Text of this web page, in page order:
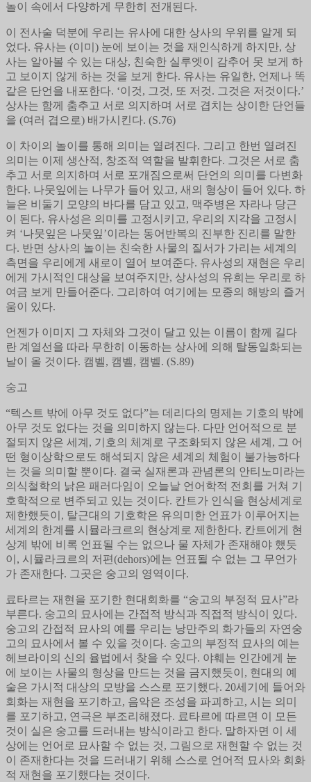
놀이 속에서 다양하게 무한히 전개된다.
이 전사술 덕분에 우리는 유사에 대한 상사의 우위를 알게 되
었다. 유사는 (이미) 눈에 보이는 것을 재인식하게 하지만, 상
사는 알아볼 수 있는 대상, 친숙한 실루엣이 감추어 못 보게 하
고 보이지 않게 하는 것을 보게 한다. 유사는 유일한, 언제나 똑
같은 단언을 내포한다. ‘이것, 그것, 또 저것. 그것은 저것이다.’
상사는 함께 춤추고 서로 의지하며 서로 겹치는 상이한 단언들
을 (여러 겹으로) 배가시킨다. (S.76)
이 차이의 놀이를 통해 의미는 열려진다. 그리고 한번 열려진
의미는 이제 생산적, 창조적 역할을 발휘한다. 그것은 서로 춤
추고 서로 의지하며 서로 포개짐으로써 단언의 의미를 다변화
한다. 나뭇잎에는 나무가 들어 있고, 새의 형상이 들어 있다. 하
늘은 비둘기 모양의 바다를 담고 있고, 맥주병은 자라나 당근
이 된다. 유사성은 의미를 고정시키고, 우리의 지각을 고정시
켜 ‘나뭇잎은 나뭇잎’이라는 동어반복의 진부한 진리를 말한
다. 반면 상사의 놀이는 친숙한 사물의 질서가 가리는 세계의
측면을 우리에게 새로이 열어 보여준다. 유사성의 재현은 우리
에게 가시적인 대상을 보여주지만, 상사성의 유희는 우리로 하
여금 보게 만들어준다. 그리하여 여기에는 모종의 해방의 즐거
움이 있다.
언젠가 이미지 그 자체와 그것이 달고 있는 이름이 함께 길다
란 계열선을 따라 무한히 이동하는 상사에 의해 탈동일화되는
날이 올 것이다. 캠벨, 캠벨, 캠벨. (S.89)
숭고
“텍스트 밖에 아무 것도 없다”는 데리다의 명제는 기호의 밖에
아무 것도 없다는 것을 의미하지 않는다. 다만 언어적으로 분
절되지 않은 세계, 기호의 체계로 구조화되지 않은 세계, 그 어
떤 형이상학으로도 해석되지 않은 세계의 체험이 불가능하다
는 것을 의미할 뿐이다. 결국 실재론과 관념론의 안티노미라는
의식철학의 낡은 패러다임이 오늘날 언어학적 전회를 거쳐 기
호학적으로 변주되고 있는 것이다. 칸트가 인식을 현상세계로
제한했듯이, 탈근대의 기호학은 유의미한 언표가 이루어지는
세계의 한계를 시뮬라크르의 현상계로 제한한다. 칸트에게 현
상계 밖에 비록 언표될 수는 없으나 물 자체가 존재해야 했듯
이, 시뮬라크르의 저편(dehors)에는 언표될 수 없는 그 무언가
가 존재한다. 그곳은 숭고의 영역이다.
료타르는 재현을 포기한 현대회화를 “숭고의 부정적 묘사”라
부른다. 숭고의 묘사에는 간접적 방식과 직접적 방식이 있다.
숭고의 간접적 묘사의 예를 우리는 낭만주의 화가들의 자연숭
고의 묘사에서 볼 수 있을 것이다. 숭고의 부정적 묘사의 예는
헤브라이의 신의 율법에서 찾을 수 있다. 야훼는 인간에게 눈
에 보이는 사물의 형상을 만드는 것을 금지했듯이, 현대의 예
술은 가시적 대상의 모방을 스스로 포기했다. 20세기에 들어와
회화는 재현을 포기하고, 음악은 조성을 파괴하고, 시는 의미
를 포기하고, 연극은 부조리해졌다. 료타르에 따르면 이 모든
것이 실은 숭고를 드러내는 방식이라고 한다. 말하자면 이 세
상에는 언어로 묘사할 수 없는 것, 그림으로 재현할 수 없는 것
이 존재한다는 것을 드러내기 위해 스스로 언어적 묘사와 회화
적 재현을 포기했다는 것이다.